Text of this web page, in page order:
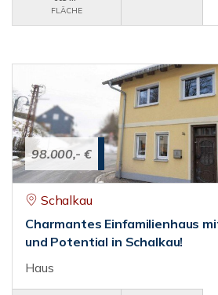
FLÄCHE
98.000,- €
Schalkau
Charmantes Einfamilienhaus
und Potential in Schalkau!
Haus